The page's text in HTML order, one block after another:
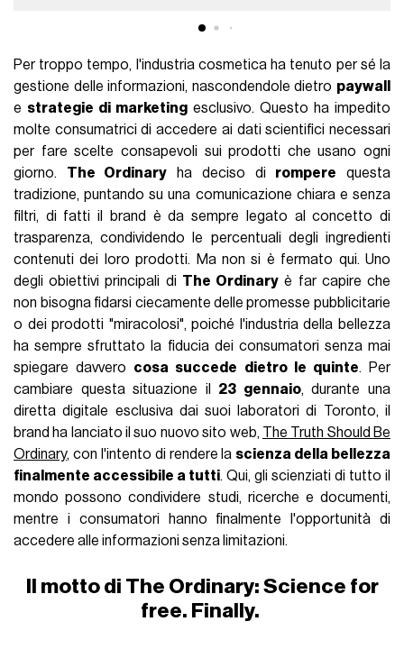
Per troppo tempo, l'industria cosmetica ha tenuto per sé la
gestione delle informazioni, nascondendole dietro paywall
e strategie di marketing esclusivo. Questo ha impedito
molte consumatrici di accedere ai dati scientifici necessari
per fare scelte consapevoli sui prodotti che usano ogni
giorno. The Ordinary ha deciso di rompere questa
tradizione, puntando su una comunicazione chiara e senza
filtri, di fatti il brand è da sempre legato al concetto di
trasparenza, condividendo le percentuali degli ingredienti
contenuti dei loro prodotti. Ma non si è fermato qui. Uno
degli obiettivi principali di The Ordinary è far capire che
non bisogna fidarsi ciecamente delle promesse pubblicitarie
o dei prodotti "miracolosi", poiché l'industria della bellezza
ha sempre sfruttato la fiducia dei consumatori senza mai
spiegare davvero cosa succede dietro le quinte. Per
cambiare questa situazione il 23 gennaio, durante una
diretta digitale esclusiva dai suoi laboratori di Toronto, il
brand ha lanciato il suo nuovo sito web, The Truth Should Be
Ordinary, con l'intento di rendere la scienza della bellezza
finalmente accessibile a tutti. Qui, gli scienziati di tutto il
mondo possono condividere studi, ricerche e documenti,
mentre i consumatori hanno finalmente l'opportunità di
accedere alle informazioni senza limitazioni.
Il motto di The Ordinary: Science for
free. Finally.